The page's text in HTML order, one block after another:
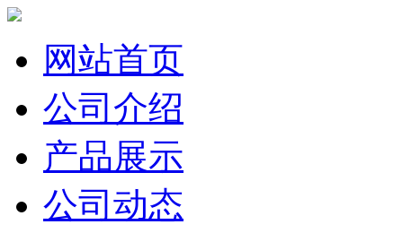
网站首页
公司介绍
产品展示
公司动态